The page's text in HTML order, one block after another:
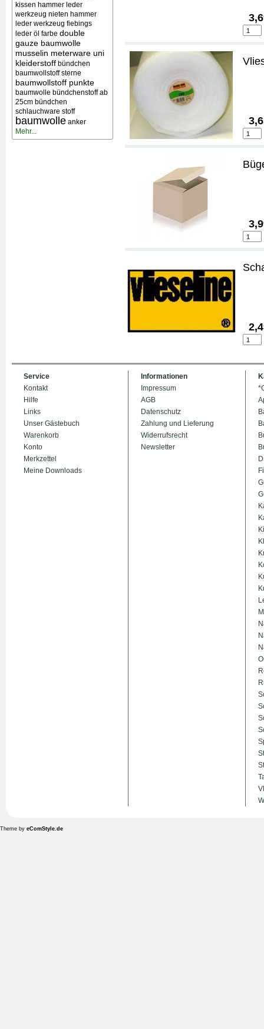
kissen hammer leder
werkzeug nieten hammer
leder werkzeug fiebings
leder öl farbe double
gauze baumwolle
musselin meterware uni
kleiderstoff bündchen
baumwollstoff sterne
baumwollstoff punkte
baumwolle bündchenstoff ab
25cm bündchen
schlauchware stoff
baumwolle anker
Mehr...
Service
Kontakt
Hilfe
Links
Unser Gästebuch
Warenkorb
Konto
Merkzettel
Meine Downloads
Informationen
Impressum
AGB
Datenschutz
Zahlung und Lieferung
Widerrufsrecht
Newsletter
Theme by eComStyle.de